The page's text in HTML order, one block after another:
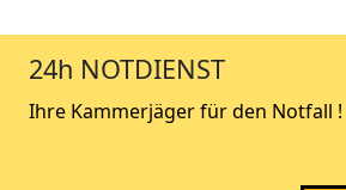
24h NOTDIENST
Ihre Kammerjäger für den Notfall !